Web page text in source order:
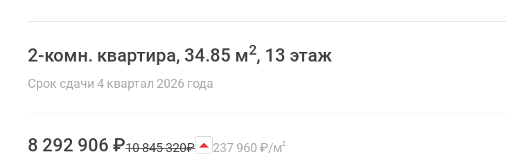
2-комн. квартира, 34.85 м2, 13 этаж
Срок сдачи 4 квартал 2026 года
8 292 906 ₽10 845 320₽ 237 960 ₽/м2